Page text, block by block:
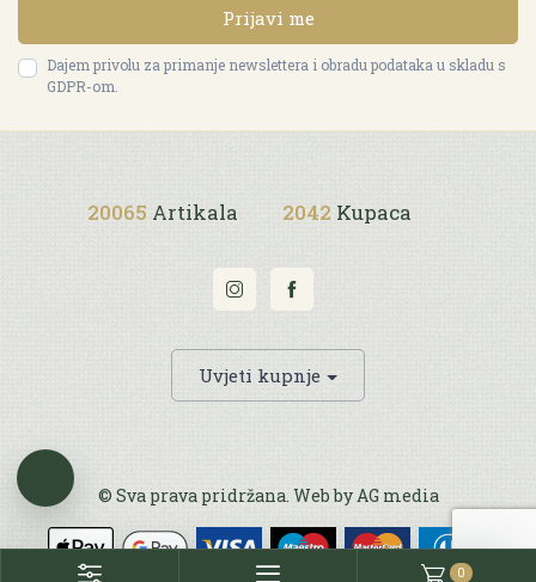
Prijavi me
Dajem privolu za primanje newslettera i obradu podataka u skladu s
GDPR-om.
20065 Artikala 2042 Kupaca
Uvjeti kupnje
© Sva prava pridržana. Web byAG media
0